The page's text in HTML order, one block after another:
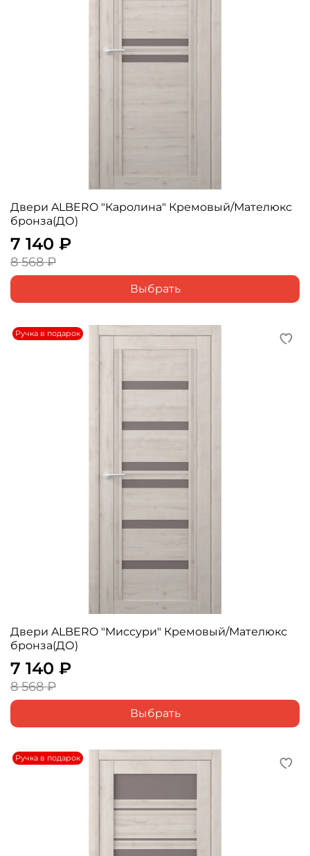
Двери ALBERO "Каролина" Кремовый/Мателюкс
бронза(ДО)
7 140 ₽
8 568 ₽
Выбрать
Ручка в подарок
Двери ALBERO "Миссури" Кремовый/Мателюкс
бронза(ДО)
7 140 ₽
8 568 ₽
Выбрать
Ручка в подарок